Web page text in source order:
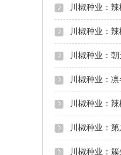
川椒种业：
川椒种业：
川椒种业：
川椒种业：
川椒种业：
川椒种业：
川椒种业：